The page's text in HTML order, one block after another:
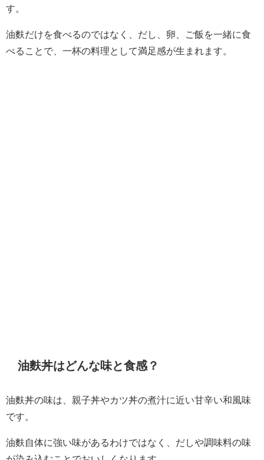
す。
油麩だけを食べるのではなく、だし、卵、ご飯を一緒に食
べることで、一杯の料理として満足感が生まれます。
油麩丼はどんな味と食感？
油麩丼の味は、親子丼やカツ丼の煮汁に近い甘辛い和風味
です。
油麩自体に強い味があるわけではなく、だしや調味料の味